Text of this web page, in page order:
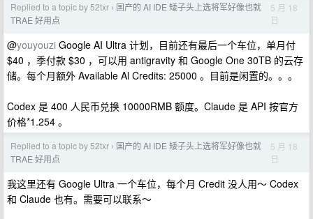
Replied to a topic by 52txr › 国产的 AI IDE 矮子头上选将军好像也就
TRAE 好用点
5 月 18
日
@youyouzi Google AI Ultra 计划，目前还有最后一个车位，单月付
$40 ，季付款 $30 ，可以用 antigravity 和 Google One 30TB 的云存
储。每个月额外 Available Al Credits: 25000 。目前是闲置的。。。
Codex 是 400 人民币兑换 10000RMB 额度。Claude 是 API 按官方
价格*1.254 。
Replied to a topic by 52txr › 国产的 AI IDE 矮子头上选将军好像也就
TRAE 好用点
5 月 18
日
我这里还有 Google Ultra 一个车位，每个月 Credit 没人用～ Codex
和 Claude 也有。需要可以联系～